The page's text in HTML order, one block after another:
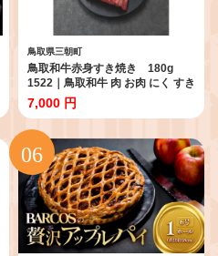
鳥取県三朝町
鳥取和牛赤身すき焼き 180g
1522｜鳥取和牛 肉 お肉 にく すき
焼き しゃぶしゃぶ 食品 鳥取県産
人気 おすすめ 送料無料 ギフト 鳥
取県 三朝町
7,000 円